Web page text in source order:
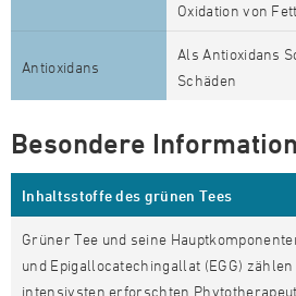
Oxidation von
Antioxidans
Als Antioxidans
Schäden
Besondere
Inhaltsstoffe des grünen Tees
Grüner Tee und seine
und Epigallocatechingallat (EGG)
intensivsten erforschten